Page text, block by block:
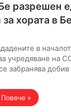
разрешен
хората в
в
учредяване на
забранява
»